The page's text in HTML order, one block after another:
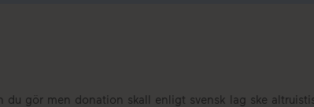
gör men donation skall enligt svensk lag ske